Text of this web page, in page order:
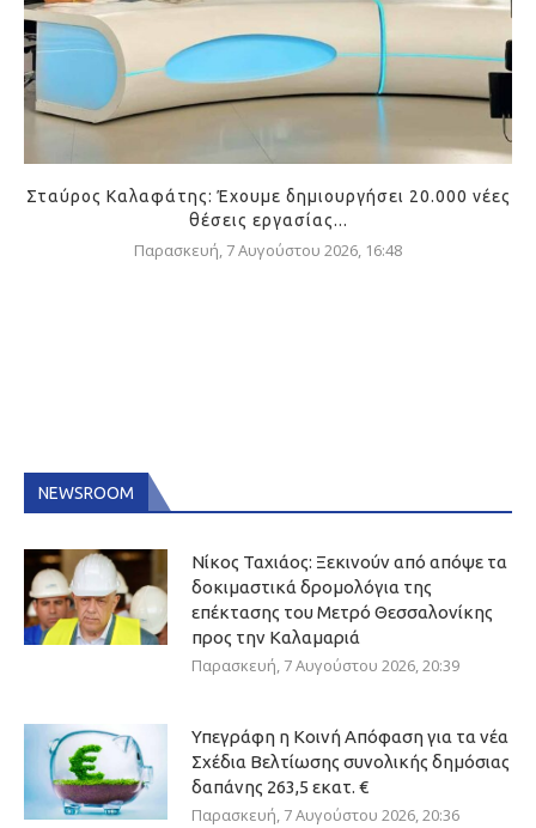
Σταύρος Καλαφάτης: Έχουμε δημιουργήσει 20.000 νέες
θέσεις εργασίας...
Παρασκευή, 7 Αυγούστου 2026, 16:48
NEWSROOM
Νίκος Ταχιάος: Ξεκινούν από απόψε τα
δοκιμαστικά δρομολόγια της
επέκτασης του Μετρό Θεσσαλονίκης
προς την Καλαμαριά
Παρασκευή, 7 Αυγούστου 2026, 20:39
Υπεγράφη η Κοινή Απόφαση για τα νέα
Σχέδια Βελτίωσης συνολικής δημόσιας
δαπάνης 263,5 εκατ. €
Παρασκευή, 7 Αυγούστου 2026, 20:36